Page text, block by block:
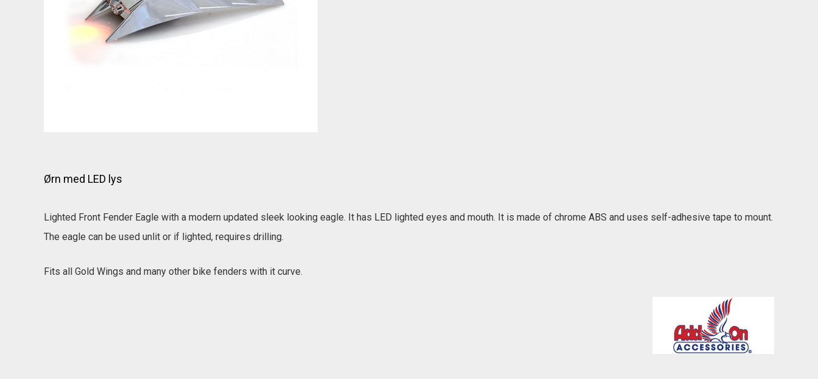
Ørn med LED lys
Lighted Front Fender Eagle with a modern updated sleek looking eagle. It has LED lighted eyes and mouth. It is made of chrome ABS and uses self-adhesive tape to mount.
The eagle can be used unlit or if lighted, requires drilling.
Fits all Gold Wings and many other bike fenders with it curve.